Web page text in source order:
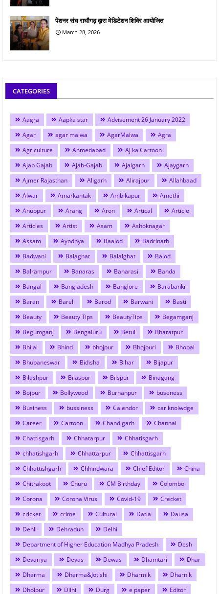
पेंशनर संघ राघौगढ़ द्वारा मेडिटेशन शिविर आयोजित
March 28, 2026
CATEGORIES
Aagra Aapka star
Advisement 26 January 2022
Agar
agar malwa AgarMalwa
Agra
Agriculture
Ahmedabad
Aj ka Cartoon
Ajab Gajab
Ajab-Gajab Ajaigarh
Ajaygarh
Ajmer Rajasthan
Aligarh Alirajpur
Allahbaad
Alwar
Amarkantak Ambikapur
Amethi
Anuppur
Arang Aron Artical
Article
Articles
Artist Asam
Ashoknagar
Assam
Ayodhya Baalod
Badrinath
Badwani
Balaghat Balalghat
Balod
Balrampur
Banaras Banarasi
Banda
Bangal
Bangladesh Banglore
Barabanki
Baran
Bareli Barod Barwani
Basti
Beauty
Beauty Tips BeautyTips
Begamganj
Begumganj
Bengaluru Betul
Bharatpur
Bhilai
Bhind bhojpur Bhojpuri
Bhopal
Bhubaneswar
Bidisha Bihar
Bijapur
Bilashpur
Bilaspur Bilspur
Binagang
Bojpur
Bollywood Burhanpur
buseness
Business
bussiness Calendor
car knolwdge
Career
Cartoon Chandigarh
Channai
Chattisgarh
Chhatarpur
Chhatisgarh
chhatishgarh
Chhattarpur
Chhattisgarh
Chhattishgarh
Chhindwara Chief Editor
China
Chitrakoot
Churu CM Birthday
Colombo
Corona
Corona Virus Covid-19
Crecket
cricket
crime Cultural Datia
Dausa
Dehli
Dehradun
Delhi
Department of Higher Education Madhya Pradesh
Desh
Devariya
Devas Dewas Dhamtari
Dhar
Dharma
Dharma&Jotishi Dharmik
Dharnik
Dholpur
Dilhi Durg e paper Editor